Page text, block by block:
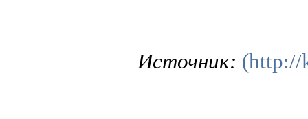
Источник: (http://